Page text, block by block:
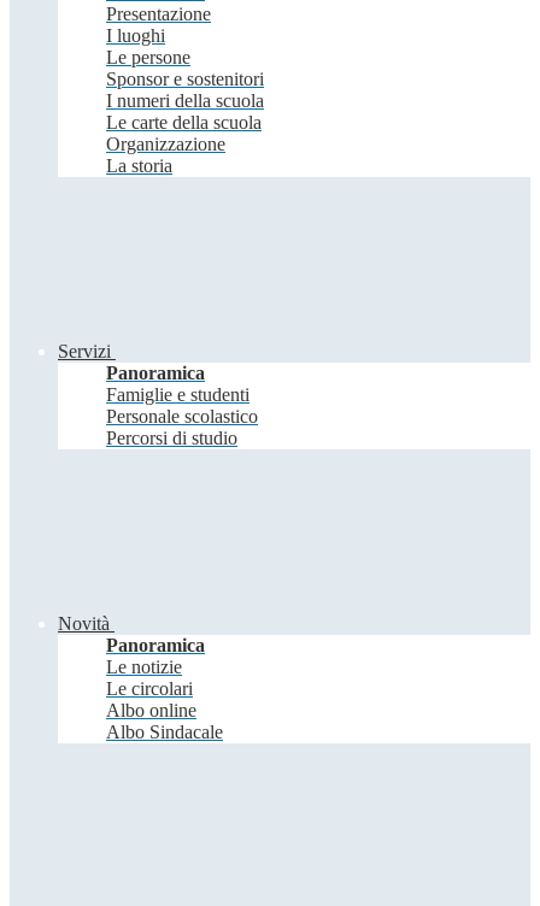
Presentazione
I luoghi
Le persone
Sponsor e sostenitori
I numeri della scuola
Le carte della scuola
Organizzazione
La storia
Servizi
Panoramica
Famiglie e studenti
Personale scolastico
Percorsi di studio
Novità
Panoramica
Le notizie
Le circolari
Albo online
Albo Sindacale